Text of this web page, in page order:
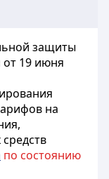
защиты
от 19 июня
на
по состоянию